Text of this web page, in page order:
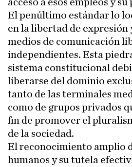
El penúltimo estándar lo
en la libertad de expresión
medios de comunicación
independientes. Esta
sistema constitucional
liberarse del dominio
tanto de las terminales
como de grupos privados
fin de promover el
de la sociedad.
El reconocimiento amplio
humanos y su tutela